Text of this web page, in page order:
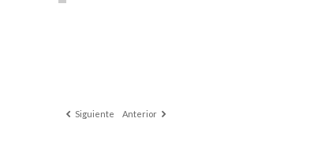
Siguiente Anterior